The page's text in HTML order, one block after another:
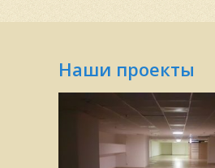
Наши проекты